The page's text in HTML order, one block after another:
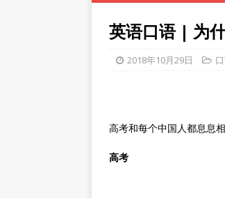
英语口语 | 为
2018年10月29日
高考和每个中国人都息息
高考